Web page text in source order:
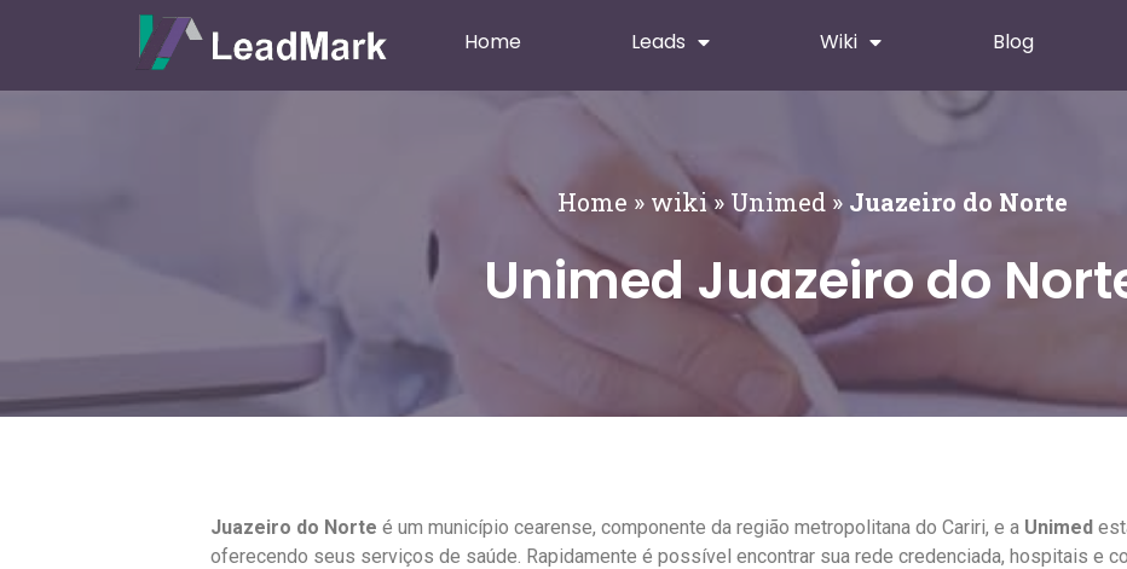
Home Leads Wiki Blog
Home » wiki» Unimed » Juazeiro do Norte
Unimed Juazeiro do
Juazeiro do Norte é um município cearense, componente da região metropolitana do Cariri, e a Unimed
oferecendo seus serviços de saúde. Rapidamente é possível encontrar sua rede credenciada, hospitais e